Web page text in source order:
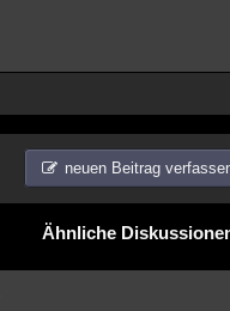
neuen Beitrag
Ähnliche